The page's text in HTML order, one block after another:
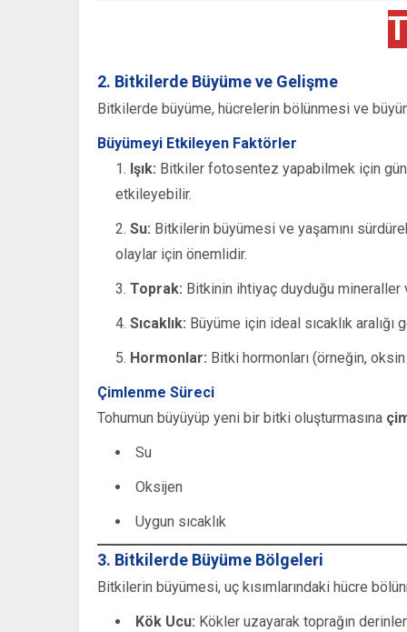
2. Bitkilerde Büyüme ve Gelişme
Bitkilerde büyüme, hücrelerin bölünmesi ve
Büyümeyi Etkileyen Faktörler
Işık: Bitkiler fotosentez yapabilmek için
etkileyebilir.
Su: Bitkilerin büyümesi ve yaşamını
olaylar için önemlidir.
Toprak: Bitkinin ihtiyaç duyduğu mineraller
Sıcaklık: Büyüme için ideal sıcaklık aralığı
Hormonlar: Bitki hormonları (örneğin,
Çimlenme Süreci
Tohumun büyüyüp yeni bir bitki oluşturmasına
Su
Oksijen
Uygun sıcaklık
3. Bitkilerde Büyüme Bölgeleri
Bitkilerin büyümesi, uç kısımlarındaki hücre
Kök Ucu: Kökler uzayarak toprağın